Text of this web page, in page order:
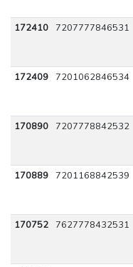
172410 7207777846531
172409 7201062846534
170890 7207778842532
170889 7201168842539
170752 7627778432531